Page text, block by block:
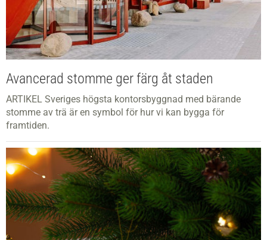
Avancerad stomme ger färg åt staden
ARTIKEL Sveriges högsta kontorsbyggnad med bärande
stomme av trä är en symbol för hur vi kan bygga för
framtiden.